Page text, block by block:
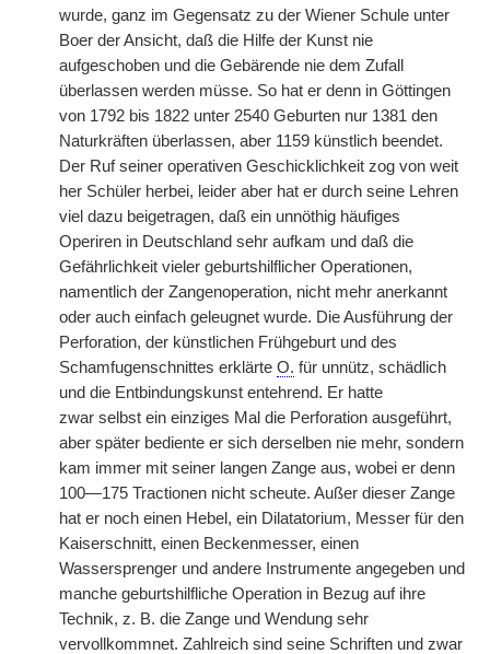
wurde, ganz im Gegensatz zu der Wiener Schule unter
Boer der Ansicht, daß die Hilfe der Kunst nie
aufgeschoben und die Gebärende nie dem Zufall
überlassen werden müsse. So hat er denn in Göttingen
von 1792 bis 1822 unter 2540 Geburten nur 1381 den
Naturkräften überlassen, aber 1159 künstlich beendet.
Der Ruf seiner operativen Geschicklichkeit zog von weit
her Schüler herbei, leider aber hat er durch seine Lehren
viel dazu beigetragen, daß ein unnöthig häufiges
Operiren in Deutschland sehr aufkam und daß die
Gefährlichkeit vieler geburtshilflicher Operationen,
namentlich der Zangenoperation, nicht mehr anerkannt
oder auch einfach geleugnet wurde. Die Ausführung der
Perforation, der künstlichen Frühgeburt und des
Schamfugenschnittes erklärte O. für unnütz, schädlich
und die Entbindungskunst entehrend. Er hatte
zwar selbst ein einziges Mal die Perforation ausgeführt,
aber später bediente er sich derselben nie mehr, sondern
kam immer mit seiner langen Zange aus, wobei er denn
100—175 Tractionen nicht scheute. Außer dieser Zange
hat er noch einen Hebel, ein Dilatatorium, Messer für den
Kaiserschnitt, einen Beckenmesser, einen
Wassersprenger und andere Instrumente angegeben und
manche geburtshilfliche Operation in Bezug auf ihre
Technik, z. B. die Zange und Wendung sehr
vervollkommnet. Zahlreich sind seine Schriften und zwar